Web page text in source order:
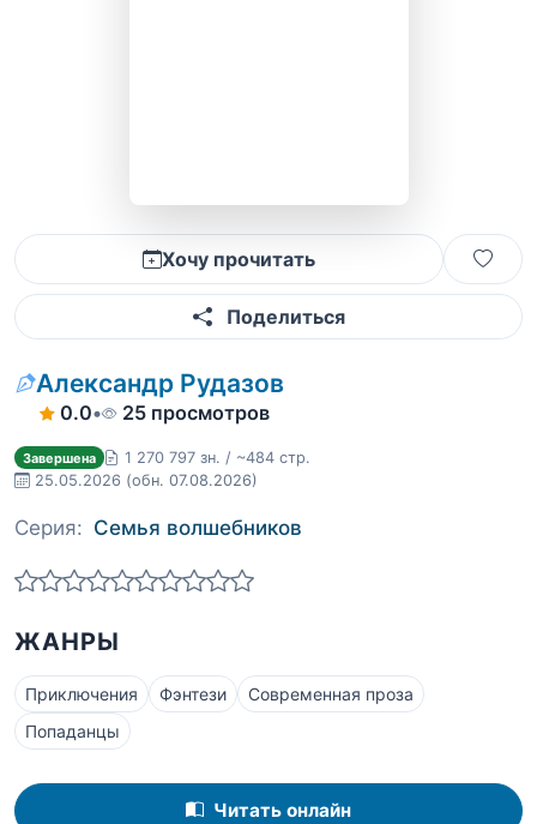
Хочу прочитать
Поделиться
Александр Рудазов
0.0• 25 просмотров
Завершена
1 270 797 зн. / ~484 стр.
25.05.2026 (обн. 07.08.2026)
Серия: Семья волшебников
ЖАНРЫ
Приключения Фэнтези
Современная проза
Попаданцы
Читать онлайн